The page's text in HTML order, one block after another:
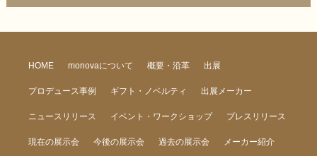
HOME monovaについて 概要・沿革 出展
プロデュース事例 ギフト・ノベルティ 出展メーカー
ニュースリリース イベント・ワークショップ プレスリリース
現在の展示会 今後の展示会 過去の展示会 メーカー紹介